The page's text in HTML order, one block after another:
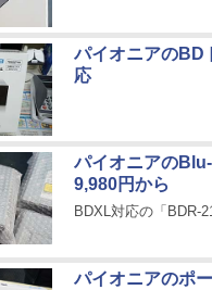
パイオニアのBD
応
パイオニアの
9,980円から
BDXL対応の「BDR-
パイオニアのポ